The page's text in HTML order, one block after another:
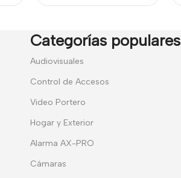
Categorías populares
Audiovisuales
Control de Accesos
Video Portero
Hogar y Exterior
Alarma AX-PRO
Cámaras